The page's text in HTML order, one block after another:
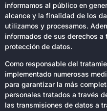
informamos al público en
alcance y la finalidad de los
utilizamos y procesamos.
informados de sus derechos
protección de datos.
Como responsable del
implementado numerosas
para garantizar la más
personales tratados a través
las transmisiones de datos a